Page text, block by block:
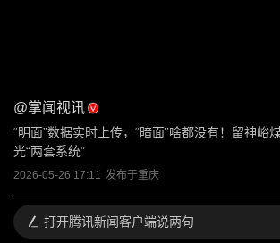
@掌闻视讯
“明面”数据实时上传，“暗面”啥都没有！留神峪
光“两套系统”
2026-05-26 17:11 发布于重庆
打开腾讯新闻客户端说两句